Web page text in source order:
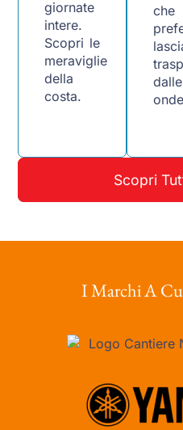
giornate
intere.
Scopri le
meraviglie
della
costa.
che
dalle
Scopri
I Marchi A